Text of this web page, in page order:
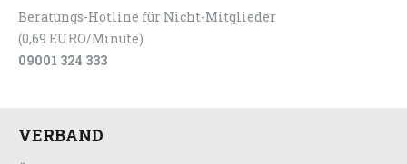
Beratungs-Hotline für Nicht-Mitglieder
(0,69 EURO/Minute)
09001 324 333
VERBAND